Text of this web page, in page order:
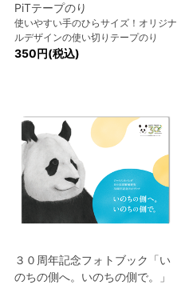
PiTテープのり
使いやすい手のひらサイズ！オリジナ
ルデザインの使い切りテープのり
350円(税込)
３０周年記念フォトブック「い
のちの側へ。いのちの側で。」